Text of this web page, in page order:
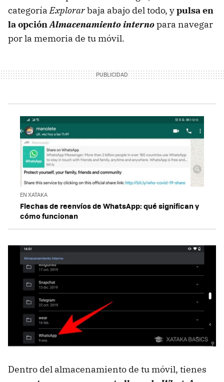
categoríaExplorarbaja abajo del todo, ypulsa en
la opciónAlmacenamiento internopara navegar
por la memoria de tu móvil.
EN XATAKA
Flechas de reenvíos de WhatsApp: qué significan y
cómo funcionan
Dentro del almacenamiento de tu móvil, tienes